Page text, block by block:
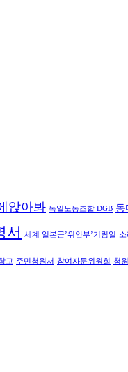
앉아봐 독일노동조합 DGB 동
서 세계 일본군’위안부’기림일
교 주민청원서 참여자문위원회 청